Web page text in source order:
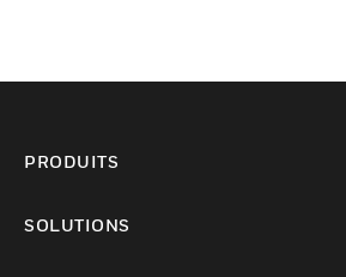
PRODUITS
SOLUTIONS